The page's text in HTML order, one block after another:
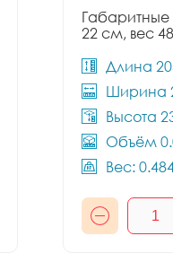
Габаритные
22 см, вес
Длина
Ширина
Высота
Объём
Вес: